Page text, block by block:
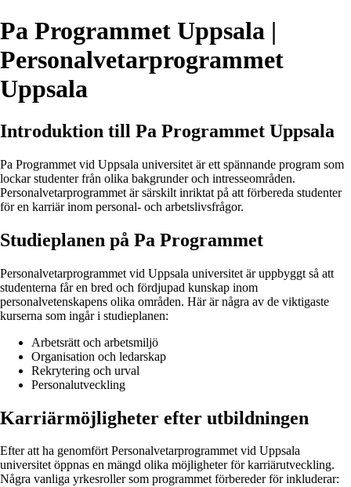
Pa Programmet Uppsala |
Personalvetarprogrammet
Uppsala
Introduktion till Pa Programmet Uppsala
Pa Programmet vid Uppsala universitet är ett spännande program som
lockar studenter från olika bakgrunder och intresseområden.
Personalvetarprogrammet är särskilt inriktat på att förbereda studenter
för en karriär inom personal- och arbetslivsfrågor.
Studieplanen på Pa Programmet
Personalvetarprogrammet vid Uppsala universitet är uppbyggt så att
studenterna får en bred och fördjupad kunskap inom
personalvetenskapens olika områden. Här är några av de viktigaste
kurserna som ingår i studieplanen:
Arbetsrätt och arbetsmiljö
Organisation och ledarskap
Rekrytering och urval
Personalutveckling
Karriärmöjligheter efter utbildningen
Efter att ha genomfört Personalvetarprogrammet vid Uppsala
universitet öppnas en mängd olika möjligheter för karriärutveckling.
Några vanliga yrkesroller som programmet förbereder för inkluderar: